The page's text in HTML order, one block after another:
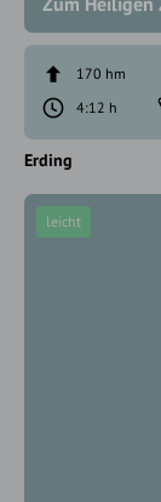
170 hm
4:12 h
Erding
leicht